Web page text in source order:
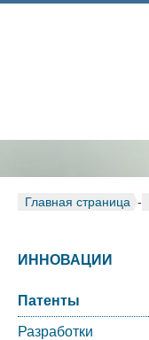
Главная страница -
ИННОВАЦИИ
Патенты
Разработки